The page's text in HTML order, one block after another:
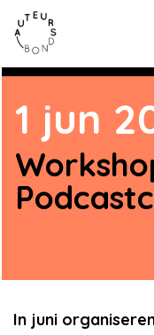
Meteen naar de
1 jun
In juni